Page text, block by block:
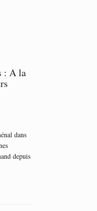
: A la
dans
depuis